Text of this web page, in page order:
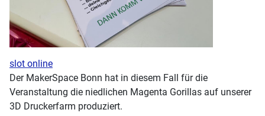
slot online
Der MakerSpace Bonn hat in diesem Fall für die
Veranstaltung die niedlichen Magenta Gorillas auf unserer
3D Druckerfarm produziert.